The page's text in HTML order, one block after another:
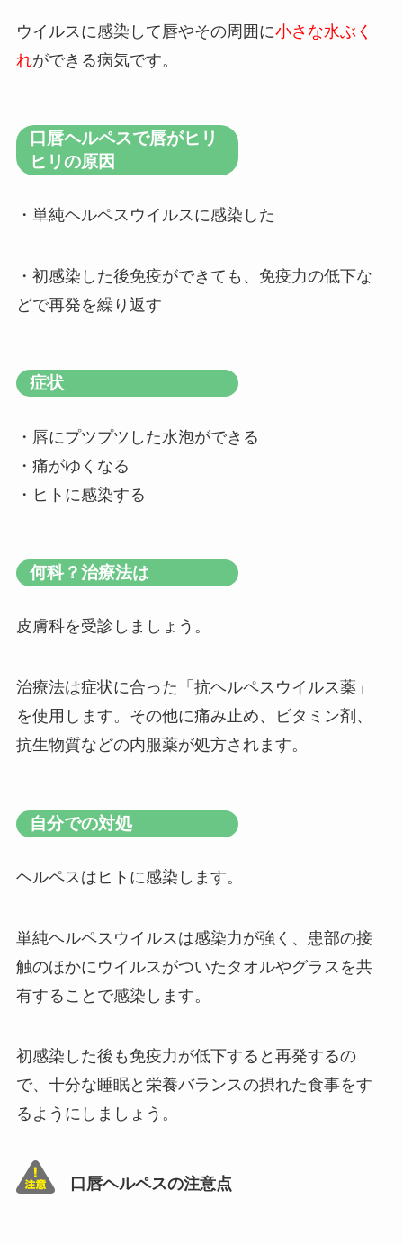
ウイルスに感染して唇やその周囲に小さな水ぶく
れができる病気です。
口唇ヘルペスで唇がヒリ
ヒリの原因
・単純ヘルペスウイルスに感染した
・初感染した後免疫ができても、免疫力の低下な
どで再発を繰り返す
症状
・唇にプツプツした水泡ができる
・痛がゆくなる
・ヒトに感染する
何科？治療法は
皮膚科を受診しましょう。
治療法は症状に合った「抗ヘルペスウイルス薬」
を使用します。その他に痛み止め、ビタミン剤、
抗生物質などの内服薬が処方されます。
自分での対処
ヘルペスはヒトに感染します。
単純ヘルペスウイルスは感染力が強く、患部の接
触のほかにウイルスがついたタオルやグラスを共
有することで感染します。
初感染した後も免疫力が低下すると再発するの
で、十分な睡眠と栄養バランスの摂れた食事をす
るようにしましょう。
口唇ヘルペスの注意点